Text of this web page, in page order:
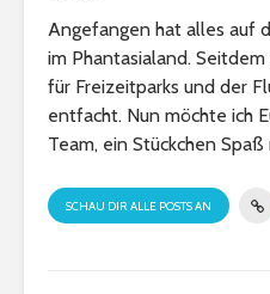
Angefangen hat alles auf
im Phantasialand.
für Freizeitparks und der
entfacht. Nun möchte ich
Team, ein Stückchen
SCHAU DIR ALLE POSTS AN